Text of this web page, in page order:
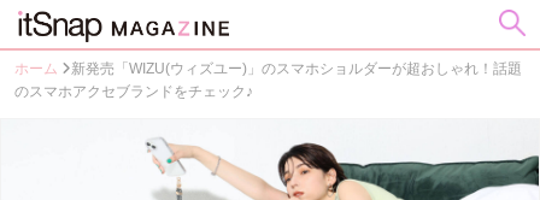
ホーム
新発売「WIZU(ウィズユー)」のスマホショルダーが超おしゃれ！話題
のスマホアクセブランドをチェック♪